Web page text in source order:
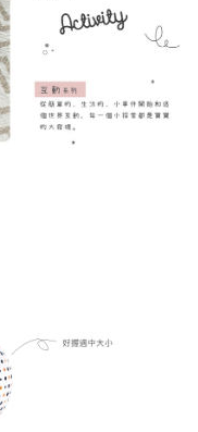
support/home
先享後付」服務完成之交
將交易相關給付款項請求債
護人之同意方可使用
損失，本公司不負相關責
號之用戶狀況，依本公司即
情形，本公司將視審查結果
。若發現惡意使用之情形，